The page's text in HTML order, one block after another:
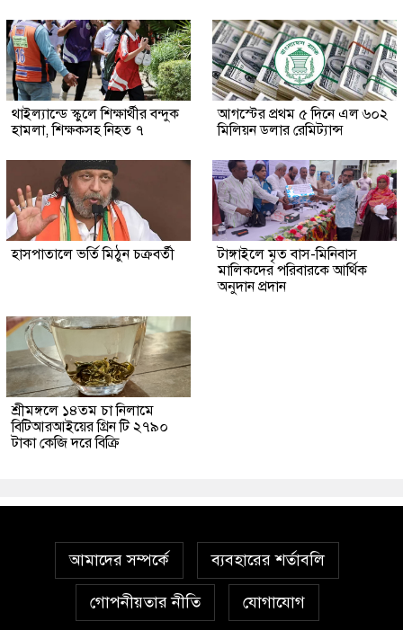
থাইল্যান্ডে স্কুলে শিক্ষার্থীর বন্দুক
হামলা, শিক্ষকসহ নিহত ৭
আগস্টের প্রথম ৫ দিনে এল ৬০২
মিলিয়ন ডলার রেমিট্যান্স
হাসপাতালে ভর্তি মিঠুন চক্রবর্তী
টাঙ্গাইলে মৃত বাস-মিনিবাস
মালিকদের পরিবারকে আর্থিক
অনুদান প্রদান
শ্রীমঙ্গলে ১৪তম চা নিলামে
বিটিআরআইয়ের গ্রিন টি ২৭৯০
টাকা কেজি দরে বিক্রি
আমাদের সম্পর্কে ব্যবহারের শর্তাবলি
গোপনীয়তার নীতি যোগাযোগ